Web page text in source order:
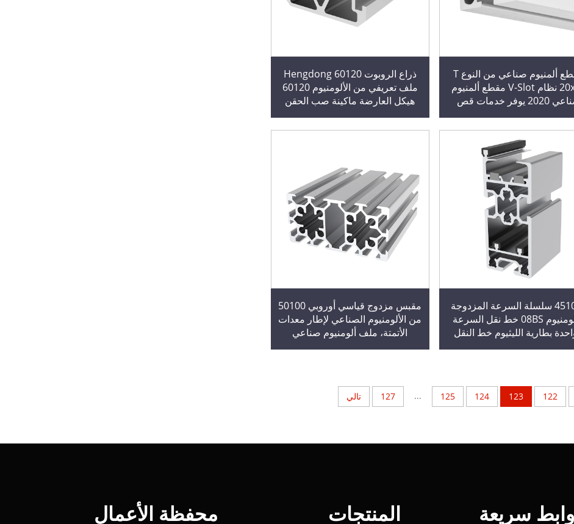
مقطع ألمنيوم صناعي من النوع T
20x20 نظام V-Slot مقطع ألمنيوم
صناعي 2020 يوفر خدمات قص
ذراع الروبوت Hengdong 60120
ملف تعريفي من الألومنيوم 60120
هيكل العارضة ماكينة صب الحقن
45105F سلسلة السرعة المزدوجة
الألومنيوم 08BS خط نقل السرعة
بطارية الليثيوم خط النقل
مقبس مزدوج قياسي أوروبي 50100
من الألومنيوم الصناعي لإطار معدات
الأتمتة، ملف ألومنيوم صناعي
122
123
124
125
...
127 تالي
سريعة المنتجات محفظة الأعمال